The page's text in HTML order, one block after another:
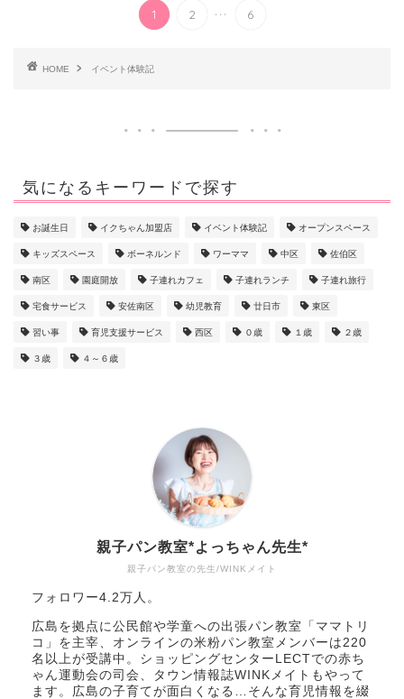
1 2 ... 6
HOME イベント体験記
気になるキーワードで探す
お誕生日 イクちゃん加盟店 イベント体験記 オープンスペース
キッズスペース ボーネルンド ワーママ 中区 佐伯区
南区 園庭開放 子連れカフェ 子連れランチ 子連れ旅行
宅食サービス 安佐南区 幼児教育 廿日市 東区
習い事 育児支援サービス 西区 ０歳 １歳 ２歳
３歳 ４～６歳
親子パン教室の先生/WINKメイト
親子パン教室*よっちゃん先生*
フォロワー4.2万人。
広島を拠点に公民館や学童への出張パン教室「ママトリ
コ」を主宰、オンラインの米粉パン教室メンバーは220
名以上が受講中。ショッピングセンターLECTでの赤ち
ゃん運動会の司会、タウン情報誌WINKメイトもやって
ます。広島の子育てが面白くなる…そんな育児情報を綴